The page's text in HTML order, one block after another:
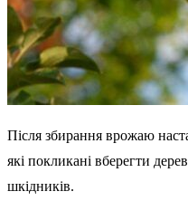
Після збирання врожаю
які покликані вберегти
шкідників.